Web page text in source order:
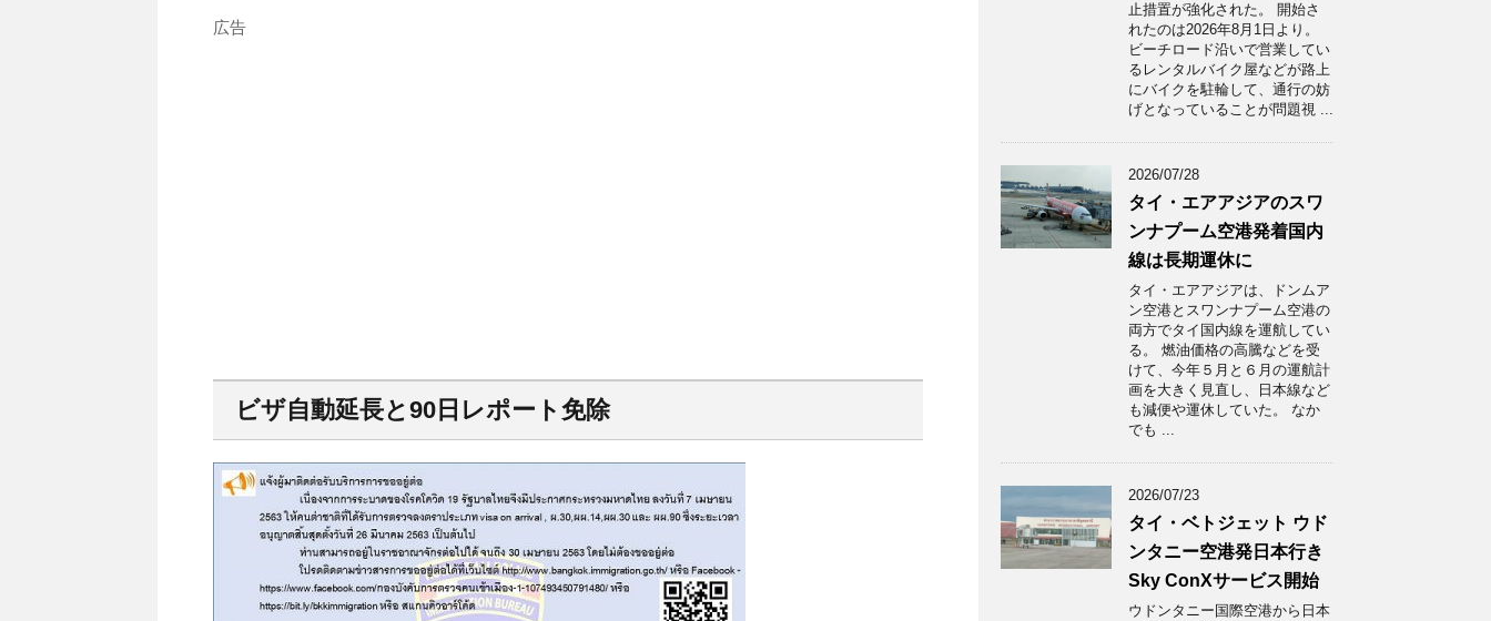
広告
ビザ自動延長と90日レポート免除
止措置が強化された。 開始さ
れたのは2026年8月1日より。
ビーチロード沿いで営業してい
るレンタルバイク屋などが路上
にバイクを駐輪して、通行の妨
げとなっていることが問題視 ...
2026/07/28
タイ・エアアジアのスワ
ンナプーム空港発着国内
線は長期運休に
タイ・エアアジアは、ドンムア
ン空港とスワンナプーム空港の
両方でタイ国内線を運航してい
る。 燃油価格の高騰などを受
けて、今年５月と６月の運航計
画を大きく見直し、日本線など
も減便や運休していた。 なか
でも ...
2026/07/23
タイ・ベトジェット ウド
ンタニー空港発日本行き
Sky ConXサービス開始
ウドンタニー国際空港から日本